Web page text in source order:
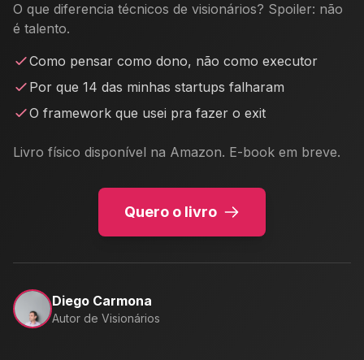
O que diferencia técnicos de visionários? Spoiler: não
é talento.
Como pensar como dono, não como executor
Por que 14 das minhas startups falharam
O framework que usei pra fazer o exit
Livro físico disponível na Amazon. E-book em breve.
Quero o livro
Diego Carmona
Autor de Visionários